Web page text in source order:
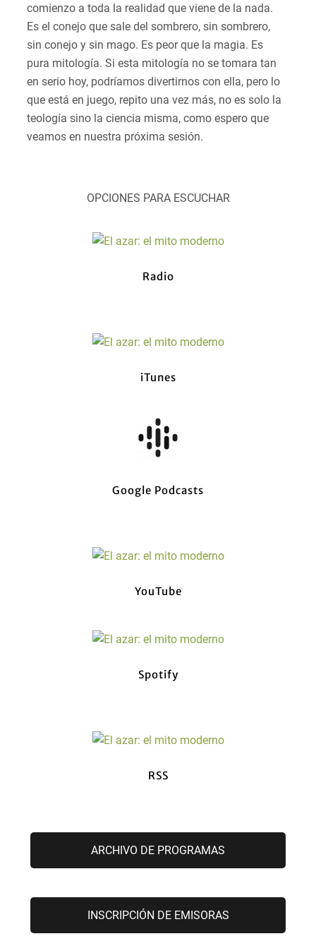
comienzo a toda la realidad que viene de la nada.
Es el conejo que sale del sombrero, sin sombrero,
sin conejo y sin mago. Es peor que la magia. Es
pura mitología. Si esta mitología no se tomara tan
en serio hoy, podríamos divertirnos con ella, pero lo
que está en juego, repito una vez más, no es solo la
teología sino la ciencia misma, como espero que
veamos en nuestra próxima sesión.
OPCIONES PARA ESCUCHAR
Radio
iTunes
Google Podcasts
YouTube
Spotify
RSS
ARCHIVO DE PROGRAMAS
INSCRIPCIÓN DE EMISORAS